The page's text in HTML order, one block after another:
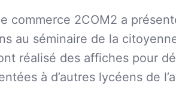
commerce 2COM2 a
au séminaire de la
réalisé des affiches pour
à d’autres lycéens de